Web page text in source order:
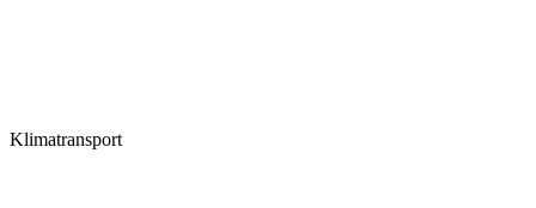
Klimatransport